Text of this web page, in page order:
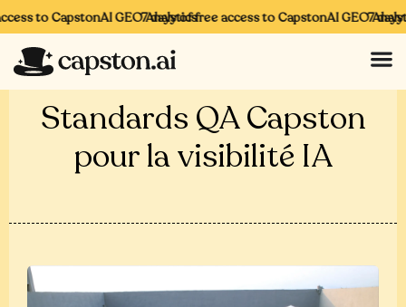
to CapstonAI GEO Analytics7 days of free access to CapstonAI GEO7 days
Standards QA Capston
pour la visibilité IA